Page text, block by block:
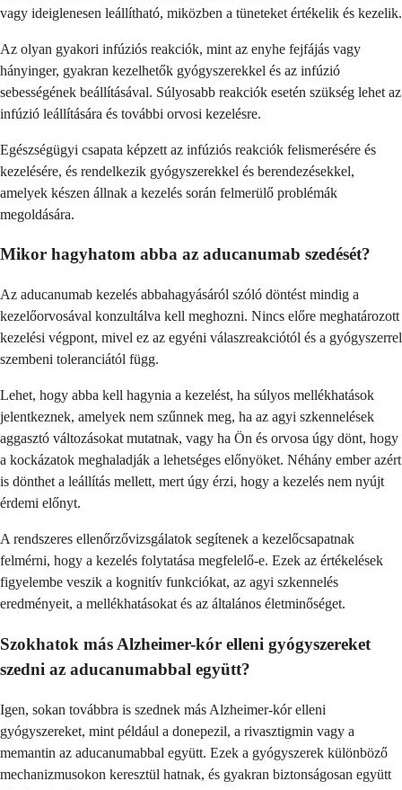
vagy ideiglenesen leállítható, miközben a tüneteket értékelik és kezelik.
Az olyan gyakori infúziós reakciók, mint az enyhe fejfájás vagy
hányinger, gyakran kezelhetők gyógyszerekkel és az infúzió
sebességének beállításával. Súlyosabb reakciók esetén szükség lehet az
infúzió leállítására és további orvosi kezelésre.
Egészségügyi csapata képzett az infúziós reakciók felismerésére és
kezelésére, és rendelkezik gyógyszerekkel és berendezésekkel,
amelyek készen állnak a kezelés során felmerülő problémák
megoldására.
Mikor hagyhatom abba az aducanumab szedését?
Az aducanumab kezelés abbahagyásáról szóló döntést mindig a
kezelőorvosával konzultálva kell meghozni. Nincs előre meghatározott
kezelési végpont, mivel ez az egyéni válaszreakciótól és a gyógyszerrel
szembeni toleranciától függ.
Lehet, hogy abba kell hagynia a kezelést, ha súlyos mellékhatások
jelentkeznek, amelyek nem szűnnek meg, ha az agyi szkennelések
aggasztó változásokat mutatnak, vagy ha Ön és orvosa úgy dönt, hogy
a kockázatok meghaladják a lehetséges előnyöket. Néhány ember azért
is dönthet a leállítás mellett, mert úgy érzi, hogy a kezelés nem nyújt
érdemi előnyt.
A rendszeres ellenőrzővizsgálatok segítenek a kezelőcsapatnak
felmérni, hogy a kezelés folytatása megfelelő-e. Ezek az értékelések
figyelembe veszik a kognitív funkciókat, az agyi szkennelés
eredményeit, a mellékhatásokat és az általános életminőséget.
Szokhatok más Alzheimer-kór elleni gyógyszereket
szedni az aducanumabbal együtt?
Igen, sokan továbbra is szednek más Alzheimer-kór elleni
gyógyszereket, mint például a donepezil, a rivasztigmin vagy a
memantin az aducanumabbal együtt. Ezek a gyógyszerek különböző
mechanizmusokon keresztül hatnak, és gyakran biztonságosan együtt